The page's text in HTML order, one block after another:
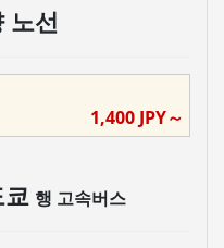
노선
1,400 JPY～
행 고속버스